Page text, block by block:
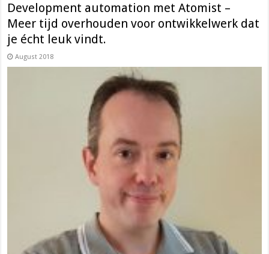
Development automation met Atomist –
Meer tijd overhouden voor ontwikkelwerk dat
je écht leuk vindt.
August 2018